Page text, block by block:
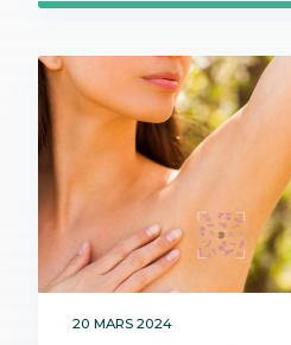
20 MARS 2024